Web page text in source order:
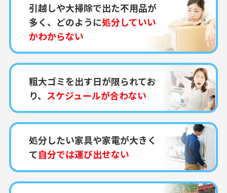
引越しや大掃除で出た不用品が
多く、どのように処分していい
かわからない
粗大ゴミを出す日が限られてお
り、 スケジュールが合わない
処分したい家具や家電が大きく
て自分では運び出せない